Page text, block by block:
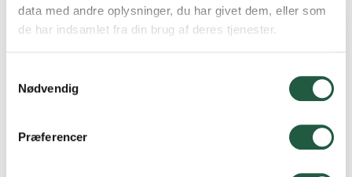
data med andre oplysninger, du har givet dem, eller som
de har indsamlet fra din brug af deres tjenester.
Nødvendig
Præferencer